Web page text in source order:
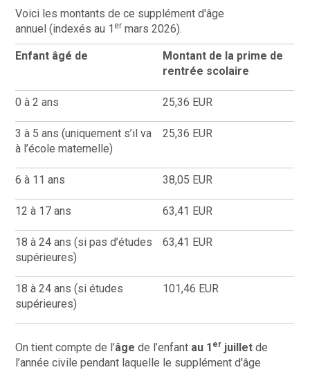
Voici les montants de ce supplément d'âge
annuel (indexés au 1 er mars 2026).
Enfant âgé de
Montant de la prime de
rentrée scolaire
0 à 2 ans 25,36 EUR
3 à 5 ans (uniquement s’il va
à l’école maternelle)
25,36 EUR
6 à 11 ans 38,05 EUR
12 à 17 ans 63,41 EUR
18 à 24 ans (si pas d’études
supérieures)
63,41 EUR
18 à 24 ans (si études
supérieures)
101,46 EUR
On tient compte de l’âge de l’enfant au 1 er juillet de
l’année civile pendant laquelle le supplément d'âge